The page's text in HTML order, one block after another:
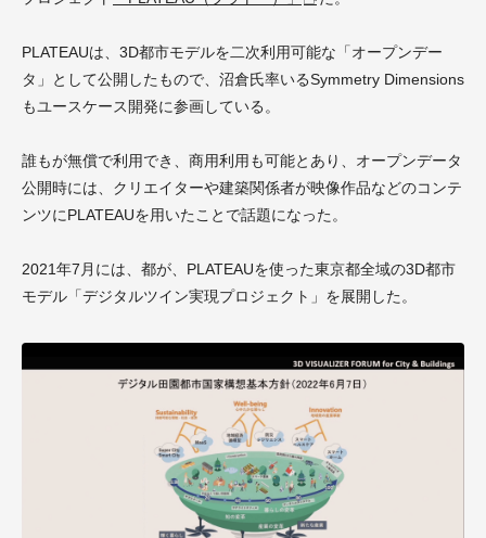
PLATEAUは、3D都市モデルを二次利用可能な「オープンデー
タ」として公開したもので、沼倉氏率いるSymmetry Dimensions
もユースケース開発に参画している。
誰もが無償で利用でき、商用利用も可能とあり、オープンデータ
公開時には、クリエイターや建築関係者が映像作品などのコンテ
ンツにPLATEAUを用いたことで話題になった。
2021年7月には、都が、PLATEAUを使った東京都全域の3D都市
モデル「デジタルツイン実現プロジェクト」を展開した。